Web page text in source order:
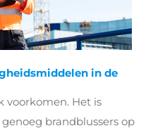
in de
voorkomen. Het is
brandblussers op